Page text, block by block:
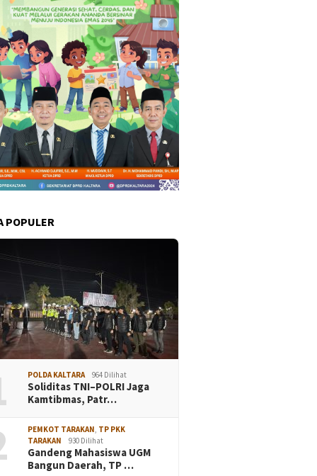
POPULER
POLDA KALTARA 964 Dilihat
Soliditas TNI–POLRI Jaga
Kamtibmas, Patr…
PEMKOT TARAKAN TP PKK
TARAKAN
930 Dilihat
Gandeng Mahasiswa UGM
Bangun Daerah, TP …